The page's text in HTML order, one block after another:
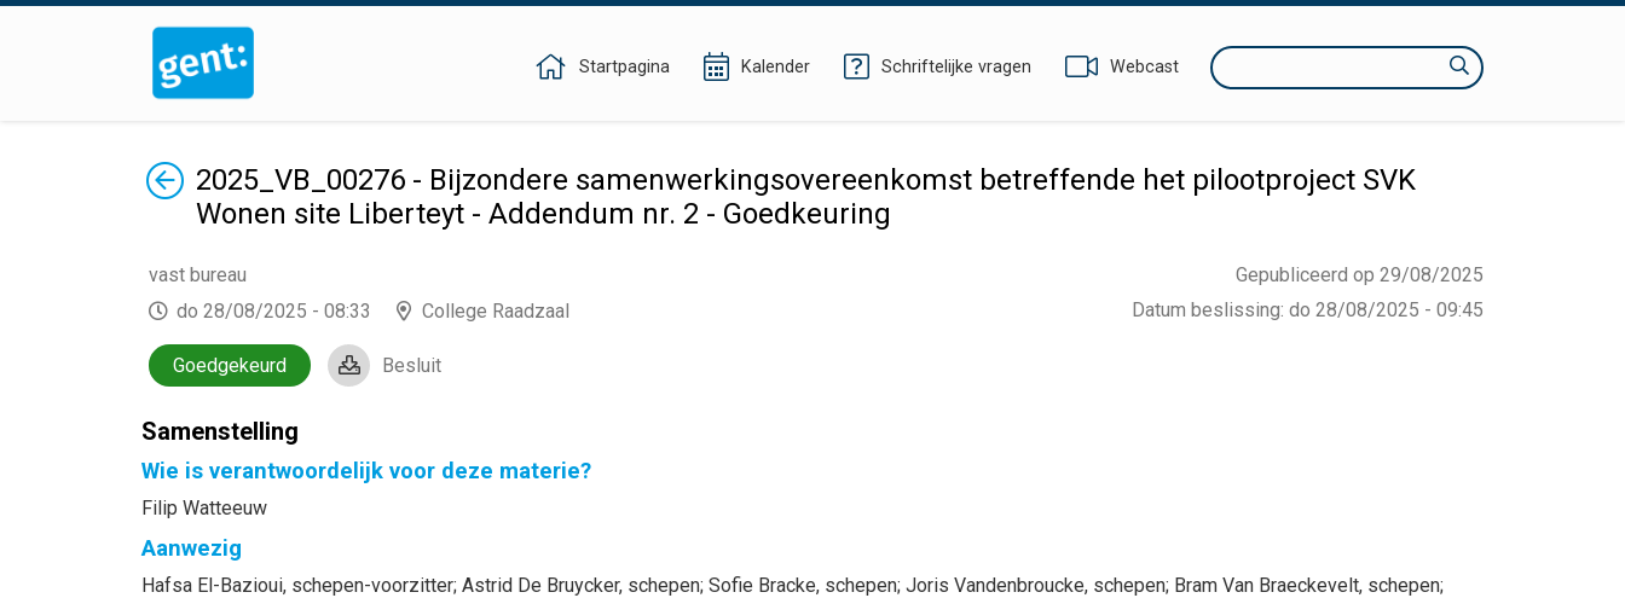
Startpagina Kalender Schriftelijke vragen Webcast Zoeken
Terug2025_VB_00276 - Bijzondere samenwerkingsovereenkomst betreffende het pilootproject SVK
Wonen site Liberteyt - Addendum nr. 2 - Goedkeuring
Gepubliceerd op 29/08/2025
Datum beslissing: do 28/08/2025 - 09:45
vast bureau
do 28/08/2025 - 08:33
College Raadzaal
Goedgekeurd Besluit
Samenstelling
Wie is verantwoordelijk voor deze materie?
Filip Watteeuw
Aanwezig
Hafsa El-Bazioui, schepen-voorzitter; Astrid De Bruycker, schepen; Sofie Bracke, schepen; Joris Vandenbroucke, schepen; Bram Van Braeckevelt, schepen;